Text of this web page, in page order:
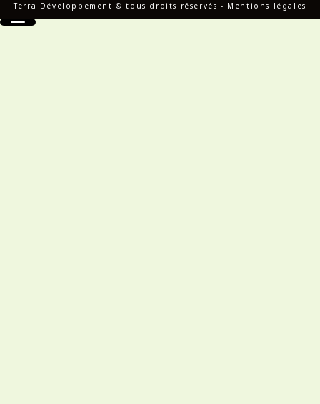
Terra Développement © tous droits réservés - Mentions légales